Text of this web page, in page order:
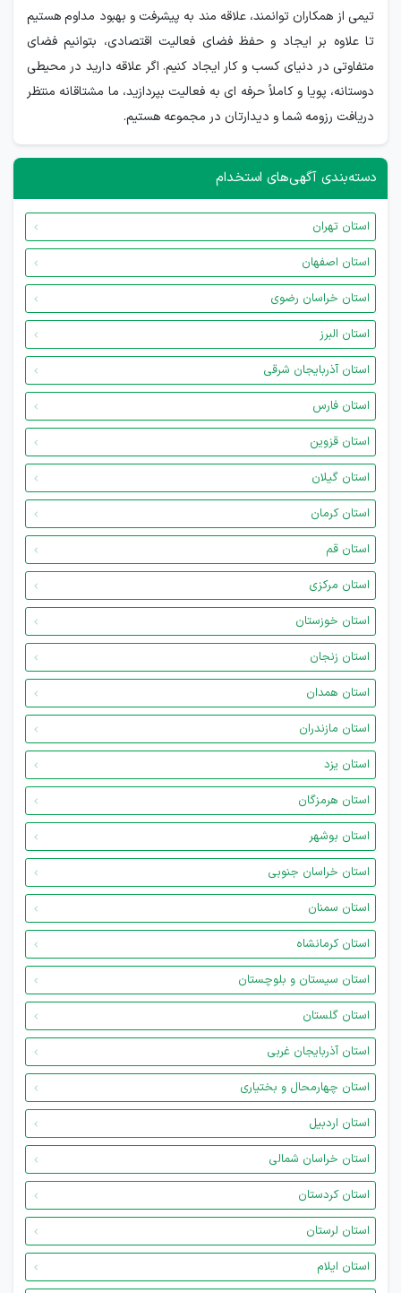
تیمی از همکاران توانمند، علاقه­ مند به پیشرفت و بهبود مداوم هستیم
تا علاوه بر ایجاد و حفظ فضای فعالیت اقتصادی، بتوانیم فضای
متفاوتی در دنیای کسب و کار ایجاد کنیم. اگر علاقه دارید در محیطی
دوستانه، پویا و کاملاً حرفه ­ای به فعالیت بپردازید، ما مشتاقانه منتظر
دریافت رزومه شما و دیدارتان در مجموعه هستیم.
دسته‌بندی آگهی‌های استخدام
استان تهران
استان اصفهان
استان خراسان رضوی
استان البرز
استان آذربایجان شرقی
استان فارس
استان قزوین
استان گیلان
استان کرمان
استان قم
استان مرکزی
استان خوزستان
استان زنجان
استان همدان
استان مازندران
استان یزد
استان هرمزگان
استان بوشهر
استان خراسان جنوبی
استان سمنان
استان کرمانشاه
استان سیستان و بلوچستان
استان گلستان
استان آذربایجان غربی
استان چهارمحال و بختیاری
استان اردبیل
استان خراسان شمالی
استان کردستان
استان لرستان
استان ایلام